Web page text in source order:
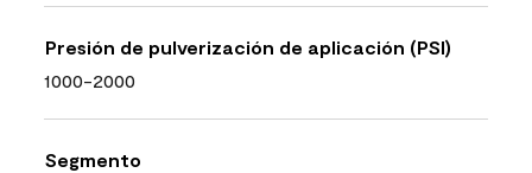
Presión de pulverización de aplicación (PSI)
1000-2000
Segmento